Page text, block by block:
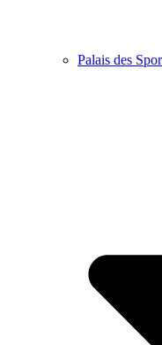
Palais des